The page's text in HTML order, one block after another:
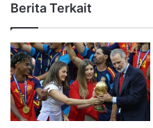
Berita Terkait